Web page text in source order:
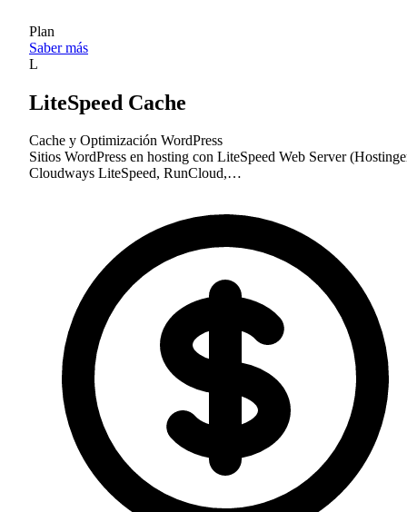
Plan
Saber más
L
LiteSpeed Cache
Cache y Optimización WordPress
Sitios WordPress en hosting con LiteSpeed Web Server
Cloudways LiteSpeed, RunCloud,…